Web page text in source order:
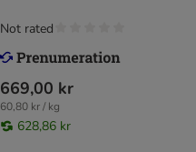
669,00 kr
60,80 kr / kg
628,86 kr
Not rated